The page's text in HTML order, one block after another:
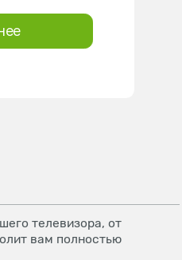
телевизора, от
вам полностью